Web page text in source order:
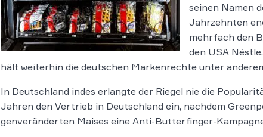
seinen Namen
Jahrzehnten
mehrfach den
den USA
hält weiterhin die deutschen Markenrechte unter
In Deutschland indes erlangte der Riegel nie die
Jahren den Vertrieb in Deutschland ein, nachdem
genveränderten Maises eine Anti-Butterfinger-